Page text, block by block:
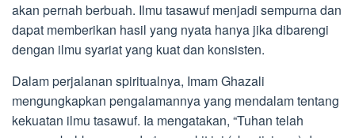
akan pernah berbuah. Ilmu tasawuf menjadi sempurna dan
dapat memberikan hasil yang nyata hanya jika dibarengi
dengan ilmu syariat yang kuat dan konsisten.
Dalam perjalanan spiritualnya, Imam Ghazali
mengungkapkan pengalamannya yang mendalam tentang
kekuatan ilmu tasawuf. Ia mengatakan, “Tuhan telah